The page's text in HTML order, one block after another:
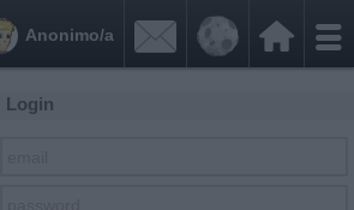


Anonimo/a
Login